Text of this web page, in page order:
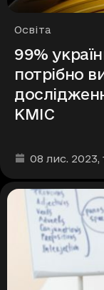
Рубрики
Освіта
99%
потрібно
КМІС
Дата та час
08 лис. 2023,